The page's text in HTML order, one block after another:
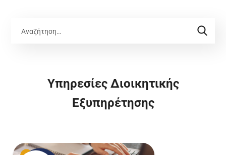
Υπηρεσίες Διοικητικής
Εξυπηρέτησης